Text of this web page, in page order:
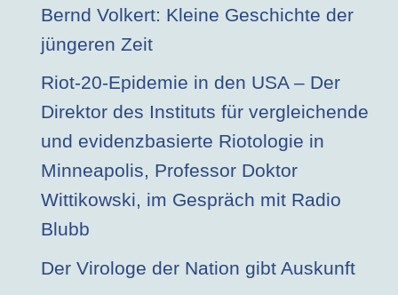
Bernd Volkert: Kleine Geschichte der
jüngeren Zeit
Riot-20-Epidemie in den USA – Der
Direktor des Instituts für vergleichende
und evidenzbasierte Riotologie in
Minneapolis, Professor Doktor
Wittikowski, im Gespräch mit Radio
Blubb
Der Virologe der Nation gibt Auskunft